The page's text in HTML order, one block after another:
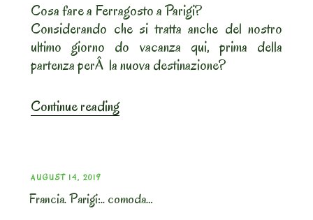
Cosa fare a Ferragosto a Parigi?
Considerando che si tratta anche del nostro
ultimo giorno do vacanza qui, prima della
partenza perÂ la nuova destinazione?
Continue reading“Francia.
Versailles”
POSTED
ON
AUGUST 14, 2019
Francia. Parigi:.. comoda…